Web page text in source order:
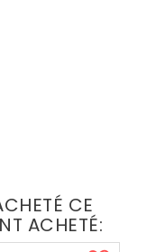
CE
ACHETÉ: